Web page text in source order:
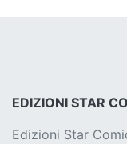
EDIZIONI STAR
Edizioni Star